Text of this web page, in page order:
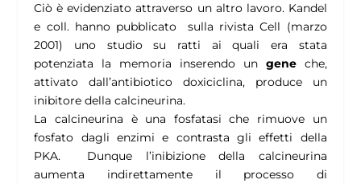
Ciò è evidenziato attraverso un altro lavoro. Kandel
e coll. hanno pubblicato sulla rivista Cell (marzo
2001) uno studio su ratti ai quali era stata
potenziata la memoria inserendo un gene che,
attivato dall’antibiotico doxiciclina, produce un
inibitore della calcineurina.
La calcineurina è una fosfatasi che rimuove un
fosfato dagli enzimi e contrasta gli effetti della
PKA. Dunque l’inibizione della calcineurina
aumenta indirettamente il processo di